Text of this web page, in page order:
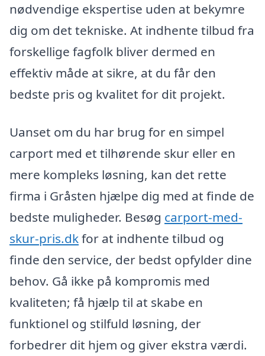
nødvendige ekspertise uden at bekymre
dig om det tekniske. At indhente tilbud fra
forskellige fagfolk bliver dermed en
effektiv måde at sikre, at du får den
bedste pris og kvalitet for dit projekt.
Uanset om du har brug for en simpel
carport med et tilhørende skur eller en
mere kompleks løsning, kan det rette
firma i Gråsten hjælpe dig med at finde de
bedste muligheder. Besøg carport-med-
skur-pris.dkfor at indhente tilbud og
finde den service, der bedst opfylder dine
behov. Gå ikke på kompromis med
kvaliteten; få hjælp til at skabe en
funktionel og stilfuld løsning, der
forbedrer dit hjem og giver ekstra værdi.